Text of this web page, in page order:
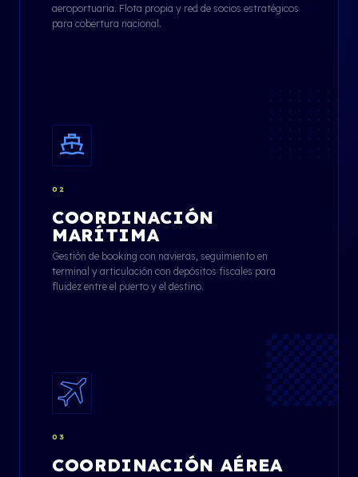
aeroportuaria. Flota propia y red de socios estratégicos
para cobertura nacional.
02
COORDINACIÓN
MARÍTIMA
Gestión de booking con navieras, seguimiento en
terminal y articulación con depósitos fiscales para
fluidez entre el puerto y el destino.
03
COORDINACIÓN AÉREA